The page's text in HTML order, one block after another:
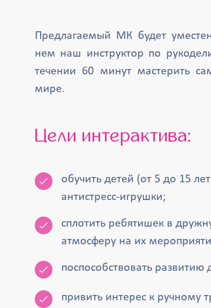
Предлагаемый МК будет
нем наш инструктор по
течении 60 минут мастерить
мире.
Цели интерактива:
обучить детей (от 5 до 15
антистресс-игрушки;
сплотить ребятишек в
атмосферу на их
поспособствовать развитию
привить интерес к ручному